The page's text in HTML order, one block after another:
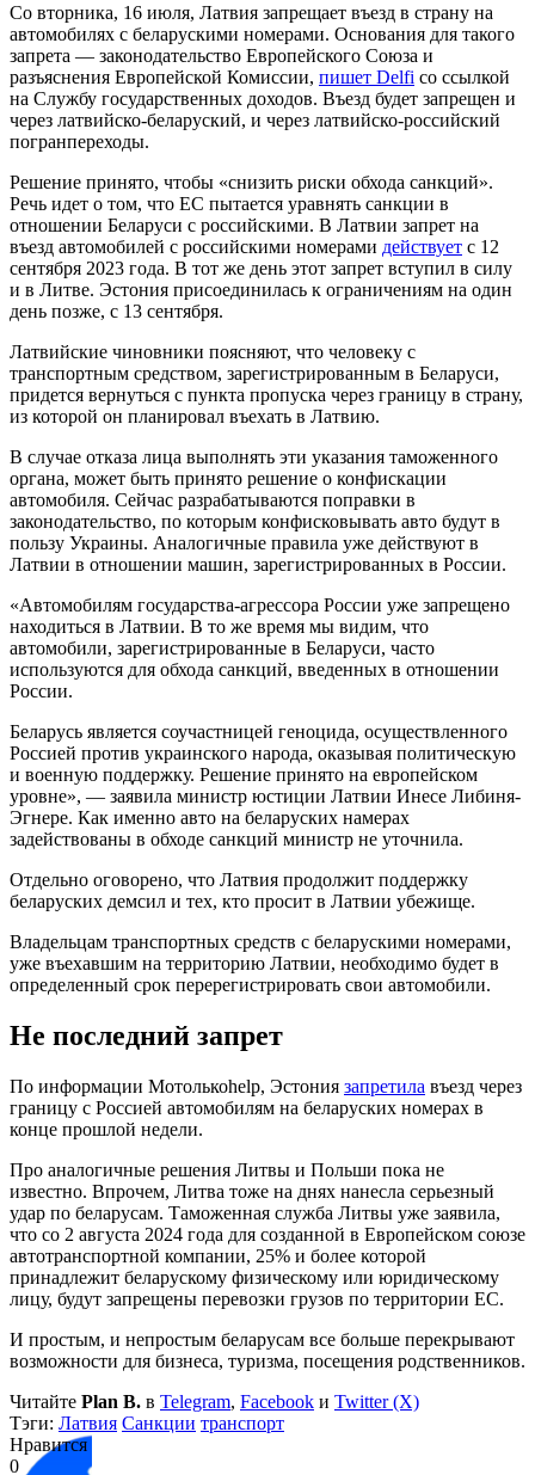
Со вторника, 16 июля, Латвия запрещает въезд в страну на
автомобилях с беларускими номерами. Основания для такого
запрета — законодательство Европейского Союза и
разъяснения Европейской Комиссии, пишет Delfi со ссылкой
на Службу государственных доходов. Въезд будет запрещен и
через латвийско-беларуский, и через латвийско-российский
погранпереходы.
Решение принято, чтобы «снизить риски обхода санкций».
Речь идет о том, что ЕС пытается уравнять санкции в
отношении Беларуси с российскими. В Латвии запрет на
въезд автомобилей с российскими номерами действует с 12
сентября 2023 года. В тот же день этот запрет вступил в силу
и в Литве. Эстония присоединилась к ограничениям на один
день позже, с 13 сентября.
Латвийские чиновники поясняют, что человеку с
транспортным средством, зарегистрированным в Беларуси,
придется вернуться с пункта пропуска через границу в страну,
из которой он планировал въехать в Латвию.
В случае отказа лица выполнять эти указания таможенного
органа, может быть принято решение о конфискации
автомобиля. Сейчас разрабатываются поправки в
законодательство, по которым конфисковывать авто будут в
пользу Украины. Аналогичные правила уже действуют в
Латвии в отношении машин, зарегистрированных в России.
«Автомобилям государства-агрессора России уже запрещено
находиться в Латвии. В то же время мы видим, что
автомобили, зарегистрированные в Беларуси, часто
используются для обхода санкций, введенных в отношении
России.
Беларусь является соучастницей геноцида, осуществленного
Россией против украинского народа, оказывая политическую
и военную поддержку. Решение принято на европейском
уровне», — заявила министр юстиции Латвии Инесе Либиня-
Эгнере. Как именно авто на беларуских намерах
задействованы в обходе санкций министр не уточнила.
Отдельно оговорено, что Латвия продолжит поддержку
беларуских демсил и тех, кто просит в Латвии убежище.
Владельцам транспортных средств с беларускими номерами,
уже въехавшим на территорию Латвии, необходимо будет в
определенный срок перерегистрировать свои автомобили.
Не последний запрет
По информации Мотолькоhelp, Эстония запретила въезд через
границу с Россией автомобилям на беларуских номерах в
конце прошлой недели.
Про аналогичные решения Литвы и Польши пока не
известно. Впрочем, Литва тоже на днях нанесла серьезный
удар по беларусам. Таможенная служба Литвы уже заявила,
что со 2 августа 2024 года для созданной в Европейском союзе
автотранспортной компании, 25% и более которой
принадлежит беларускому физическому или юридическому
лицу, будут запрещены перевозки грузов по территории ЕС.
И простым, и непростым беларусам все больше перекрывают
возможности для бизнеса, туризма, посещения родственников.
Читайте Plan B. в Telegram, Facebook и Twitter (X)
Тэги: Латвия Санкции транспорт
Нравится
0